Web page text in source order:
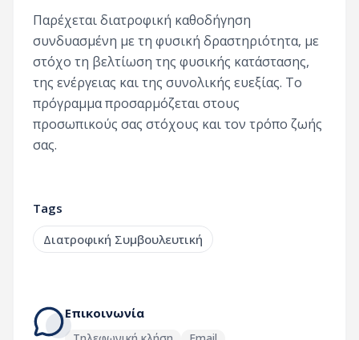
Παρέχεται διατροφική καθοδήγηση
συνδυασμένη με τη φυσική δραστηριότητα, με
στόχο τη βελτίωση της φυσικής κατάστασης,
της ενέργειας και της συνολικής ευεξίας. Το
πρόγραμμα προσαρμόζεται στους
προσωπικούς σας στόχους και τον τρόπο ζωής
σας.
Tags
Διατροφική Συμβουλευτική
Επικοινωνία